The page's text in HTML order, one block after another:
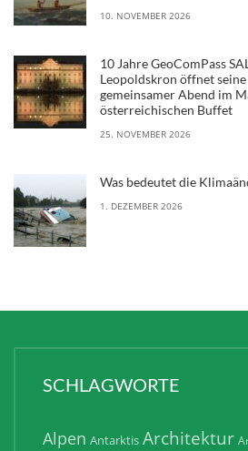
10. NOVEMBER 2026
10 Jahre GeoComPass
Leopoldskron öffnet
gemeinsamer Abend im
österreichischen Buffet
25. NOVEMBER 2026
Was bedeutet die
1. DEZEMBER 2026
SCHLAGWORTE
Alpen Antarktis Architektur